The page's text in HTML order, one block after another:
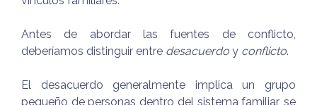
Antes de abordar las fuentes de conflicto,
deberíamos distinguir entre desacuerdo y conflicto.
El desacuerdo generalmente implica un grupo
pequeño de personas dentro del sistema familiar, se